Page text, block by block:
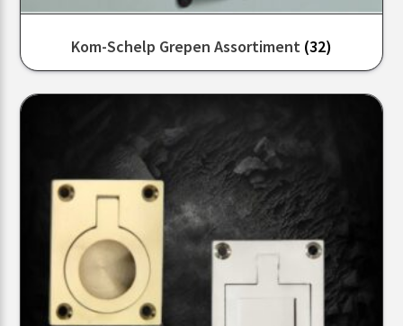
Kom-Schelp Grepen Assortiment (32)